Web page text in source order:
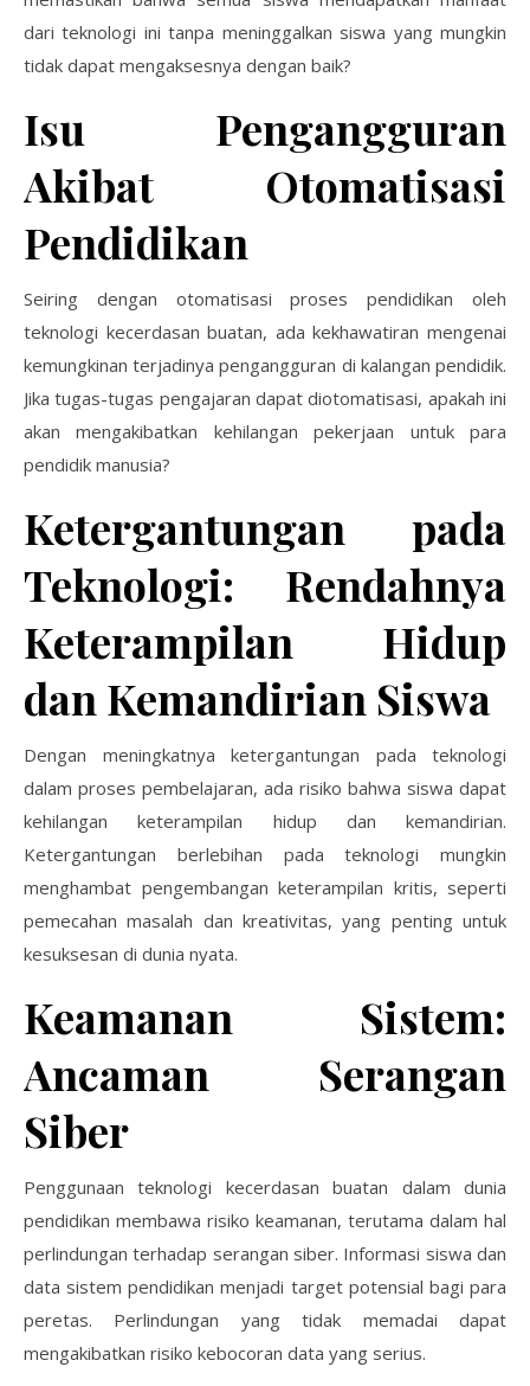
dari teknologi ini tanpa meninggalkan siswa yang mungkin
tidak dapat mengaksesnya dengan baik?
Isu Pengangguran
Akibat Otomatisasi
Pendidikan
Seiring dengan otomatisasi proses pendidikan oleh
teknologi kecerdasan buatan, ada kekhawatiran mengenai
kemungkinan terjadinya pengangguran di kalangan pendidik.
Jika tugas-tugas pengajaran dapat diotomatisasi, apakah ini
akan mengakibatkan kehilangan pekerjaan untuk para
pendidik manusia?
Ketergantungan pada
Teknologi: Rendahnya
Keterampilan Hidup
dan Kemandirian Siswa
Dengan meningkatnya ketergantungan pada teknologi
dalam proses pembelajaran, ada risiko bahwa siswa dapat
kehilangan keterampilan hidup dan kemandirian.
Ketergantungan berlebihan pada teknologi mungkin
menghambat pengembangan keterampilan kritis, seperti
pemecahan masalah dan kreativitas, yang penting untuk
kesuksesan di dunia nyata.
Keamanan Sistem:
Ancaman Serangan
Siber
Penggunaan teknologi kecerdasan buatan dalam dunia
pendidikan membawa risiko keamanan, terutama dalam hal
perlindungan terhadap serangan siber. Informasi siswa dan
data sistem pendidikan menjadi target potensial bagi para
peretas. Perlindungan yang tidak memadai dapat
mengakibatkan risiko kebocoran data yang serius.